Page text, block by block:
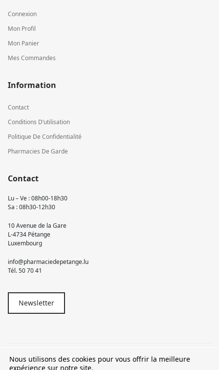
Connexion
Mon Profil
Mon Panier
Mes Commandes
Information
Contact
Conditions D’utilisation
Politique De Confidentialité
Pharmacies De Garde
Contact
Lu – Ve : 08h00-18h30
Sa : 08h30-12h30
10 Avenue de la Gare
L-4734 Pétange
Luxembourg
info@pharmaciedepetange.lu
Tél.50 70 41
Newsletter
© 2026 Pharmacie Pétange
Nous utilisons des cookies pour vous offrir la meilleure
expérience sur notre site.